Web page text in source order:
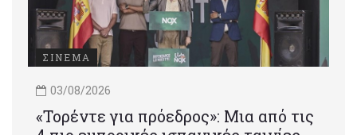
ΣΙΝΕΜΑ
03/08/2026
«Τορέντε για πρόεδρος»: Mια από τις